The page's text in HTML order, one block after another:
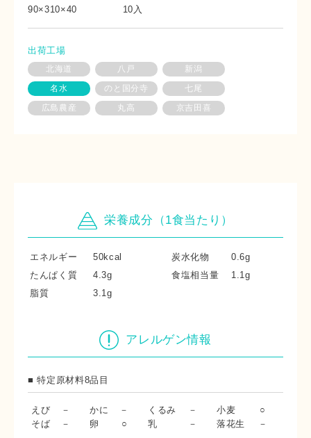
90×310×40
10入
出荷工場
北海道 八戸
新潟
名水
のと国分寺
七尾
広島農産
丸高 京吉田喜
栄養成分（1食当たり）
エネルギー 50kcal 炭水化物
0.6g
たんぱく質
4.3g 食塩相当量
1.1g
脂質
3.1g
アレルゲン情報
■ 特定原材料8品目
えび － かに － くるみ － 小麦
○
そば
－ 卵 ○ 乳 － 落花生 －